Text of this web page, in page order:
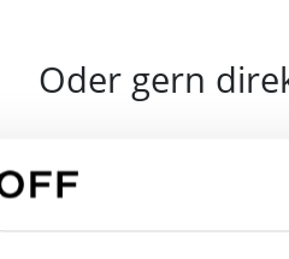
Oder gern
Name